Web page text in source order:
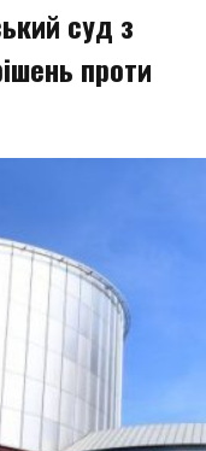
суд з
проти